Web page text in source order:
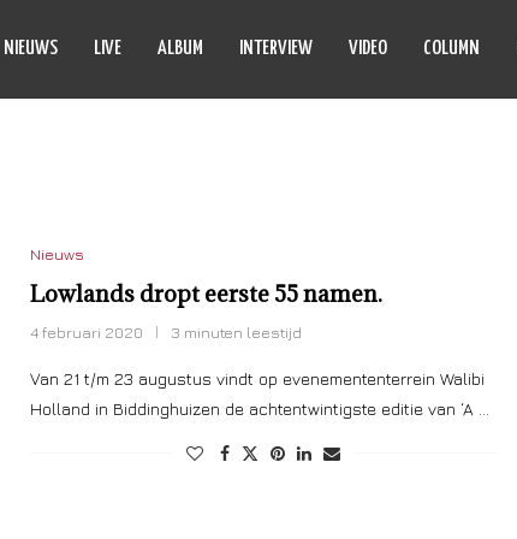
NIEUWS LIVE ALBUM INTERVIEW VIDEO COLUMN
Nieuws
Lowlands dropt eerste 55 namen.
4 februari 2020 3 minuten leestijd
Van 21 t/m 23 augustus vindt op evenemententerrein Walibi
Holland in Biddinghuizen de achtentwintigste editie van ‘A …